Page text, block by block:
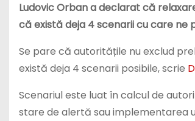
Ludovic Orban a declarat că
că există deja 4 scenarii cu care ne
Se pare că autoritățile nu exclud
există deja 4 scenarii posibile, scrie
Scenariul este luat în calcul de
stare de alertă sau implementarea